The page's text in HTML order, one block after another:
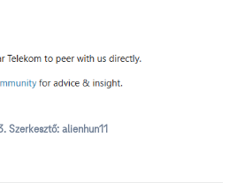
Szerkesztő: alienhun11